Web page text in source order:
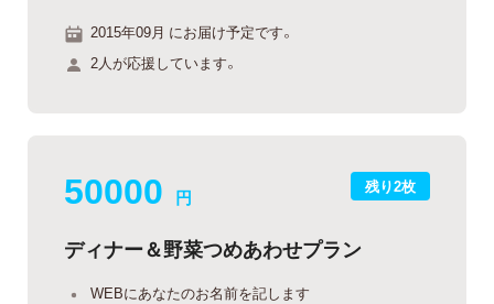
2015年09月 にお届け予定です。
2人が応援しています。
残り2枚
50000 円
ディナー＆野菜つめあわせプラン
WEBにあなたのお名前を記します